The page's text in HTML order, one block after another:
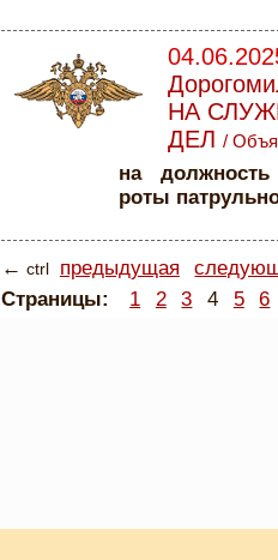
НА
ДЕЛ /
на должность
роты
← ctrl предыдущая
Страницы:
1 2 3 4 5 6